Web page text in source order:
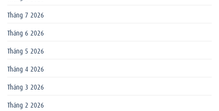
Tháng 7 2026
Tháng 6 2026
Tháng 5 2026
Tháng 4 2026
Tháng 3 2026
Tháng 2 2026